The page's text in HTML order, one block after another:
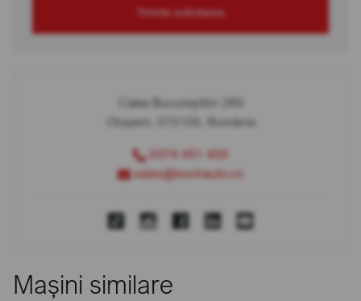
Trimite solicitarea
Calea Bucureștilor 289
Otopeni, 075100, România
0374 451 400
sales@bcchauto.ro
Mașini similare